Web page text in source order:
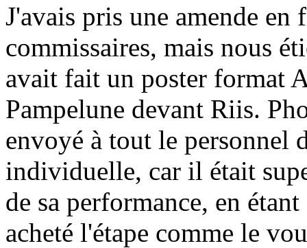
J'avais pris une amende en
commissaires, mais nous
avait fait un poster format
Pampelune devant Riis.
envoyé à tout le personnel
individuelle, car il était
de sa performance, en
acheté l'étape comme le